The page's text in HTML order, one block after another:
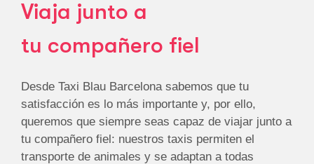
Viaja junto a
tu compañero fiel
Desde Taxi Blau Barcelona sabemos que tu
satisfacción es lo más importante y, por ello,
queremos que siempre seas capaz de viajar junto a
tu compañero fiel: nuestros taxis permiten el
transporte de animales y se adaptan a todas